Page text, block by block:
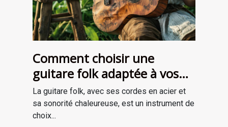
Comment choisir une
guitare folk adaptée à vos
besoins
La guitare folk, avec ses cordes en acier et
sa sonorité chaleureuse, est un instrument de
choix...